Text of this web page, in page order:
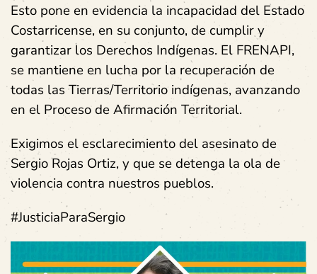
Esto pone en evidencia la incapacidad del Estado
Costarricense, en su conjunto, de cumplir y
garantizar los Derechos Indígenas. El FRENAPI,
se mantiene en lucha por la recuperación de
todas las Tierras/Territorio indígenas, avanzando
en el Proceso de Afirmación Territorial.
Exigimos el esclarecimiento del asesinato de
Sergio Rojas Ortiz, y que se detenga la ola de
violencia contra nuestros pueblos.
#JusticiaParaSergio